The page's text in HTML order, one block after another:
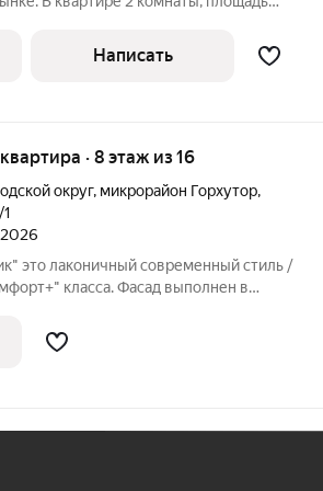
ремонт, который создает
Написать
· 8 этаж из 16
округ, микрорайон Горхутор,
2026
это лаконичный современный стиль /
класса. Фасад выполнен в
и лоджий, которое визуально